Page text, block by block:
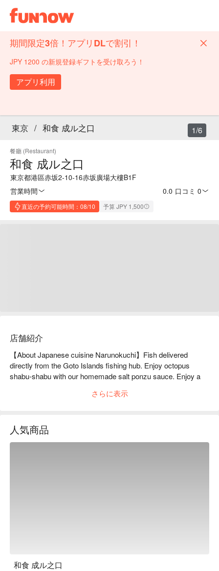
期間限定3倍！アプリDLで割引！
JPY 1200 の新規登録ギフトを受け取ろう！
アプリ利用
東京 / 和食 成ル之口
餐廳 (Restaurant)
和食 成ル之口
東京都港區赤坂2-10-16赤坂廣場大樓B1F
営業時間
0.0 口コミ 0
直近の予約可能時間：08/10 予算 JPY 1,500
1/6
店舗紹介
【About Japanese cuisine Narunokuchi】Fish delivered
directly from the Goto Islands fishing hub. Enjoy octopus
shabu-shabu with our homemade salt ponzu sauce. Enjoy a
fishing company in the Goto Islands, Nagasaki. Natural
Enjoy the freshly caught octopus, boiled briefly and served
with our homemade salt ponzu sauce. We also have a wide
さらに表示
人気商品
和食 成ル之口